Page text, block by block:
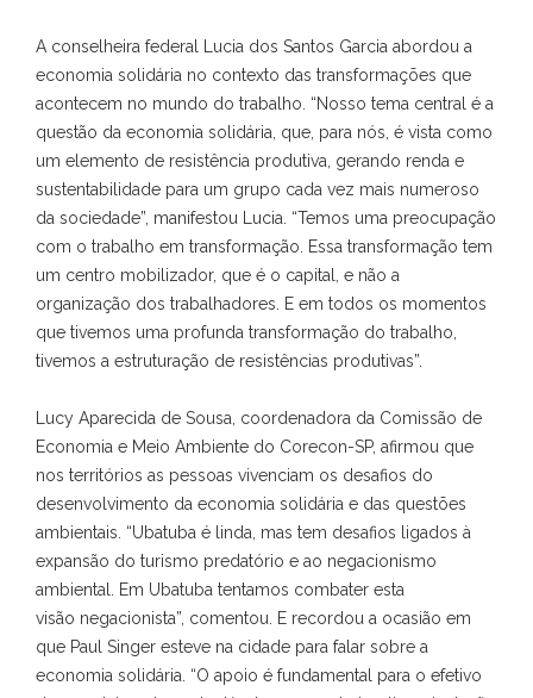
A conselheira federal Lucia dos Santos Garcia abordou a
economia solidária no contexto das transformações que
acontecem no mundo do trabalho. “Nosso tema central é a
questão da economia solidária, que, para nós, é vista como
um elemento de resistência produtiva, gerando renda e
sustentabilidade para um grupo cada vez mais numeroso
da sociedade”, manifestou Lucia. “Temos uma preocupação
com o trabalho em transformação. Essa transformação tem
um centro mobilizador, que é o capital, e não a
organização dos trabalhadores. E em todos os momentos
que tivemos uma profunda transformação do trabalho,
tivemos a estruturação de resistências produtivas”.
Lucy Aparecida de Sousa, coordenadora da Comissão de
Economia e Meio Ambiente do Corecon-SP, afirmou que
nos territórios as pessoas vivenciam os desafios do
desenvolvimento da economia solidária e das questões
ambientais. “Ubatuba é linda, mas tem desafios ligados à
expansão do turismo predatório e ao negacionismo
ambiental. Em Ubatuba tentamos combater esta
visão negacionista”, comentou. E recordou a ocasião em
que Paul Singer esteve na cidade para falar sobre a
economia solidária. “O apoio é fundamental para o efetivo